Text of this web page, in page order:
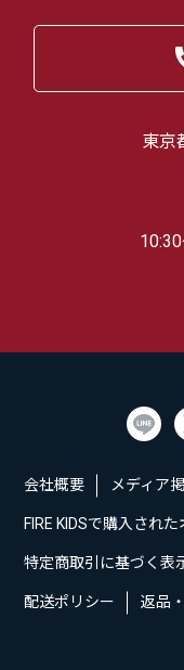
東京
会社概要 メディア
FIRE KIDSで購入され
特定商取引に基づく表
配送ポリシー 返品